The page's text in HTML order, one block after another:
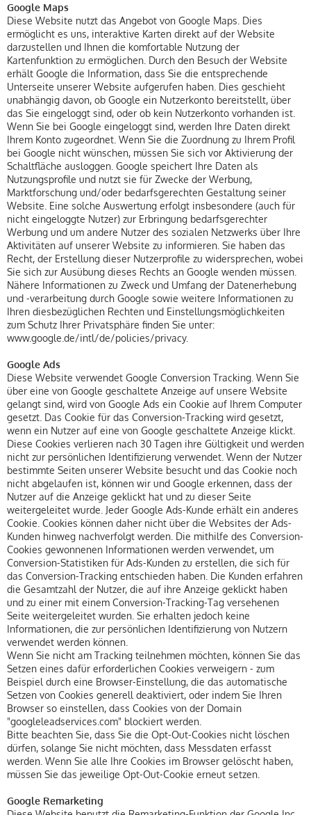
Google Maps
Diese Website nutzt das Angebot von Google Maps. Dies
ermöglicht es uns, interaktive Karten direkt auf der Website
darzustellen und Ihnen die komfortable Nutzung der
Kartenfunktion zu ermöglichen. Durch den Besuch der Website
erhält Google die Information, dass Sie die entsprechende
Unterseite unserer Website aufgerufen haben. Dies geschieht
unabhängig davon, ob Google ein Nutzerkonto bereitstellt, über
das Sie eingeloggt sind, oder ob kein Nutzerkonto vorhanden ist.
Wenn Sie bei Google eingeloggt sind, werden Ihre Daten direkt
Ihrem Konto zugeordnet. Wenn Sie die Zuordnung zu Ihrem Profil
bei Google nicht wünschen, müssen Sie sich vor Aktivierung der
Schaltfläche ausloggen. Google speichert Ihre Daten als
Nutzungsprofile und nutzt sie für Zwecke der Werbung,
Marktforschung und/oder bedarfsgerechten Gestaltung seiner
Website. Eine solche Auswertung erfolgt insbesondere (auch für
nicht eingeloggte Nutzer) zur Erbringung bedarfsgerechter
Werbung und um andere Nutzer des sozialen Netzwerks über Ihre
Aktivitäten auf unserer Website zu informieren. Sie haben das
Recht, der Erstellung dieser Nutzerprofile zu widersprechen, wobei
Sie sich zur Ausübung dieses Rechts an Google wenden müssen.
Nähere Informationen zu Zweck und Umfang der Datenerhebung
und -verarbeitung durch Google sowie weitere Informationen zu
Ihren diesbezüglichen Rechten und Einstellungsmöglichkeiten
zum Schutz Ihrer Privatsphäre finden Sie unter:
www.google.de/intl/de/policies/privacy.
Google Ads
Diese Website verwendet Google Conversion Tracking. Wenn Sie
über eine von Google geschaltete Anzeige auf unsere Website
gelangt sind, wird von Google Ads ein Cookie auf Ihrem Computer
gesetzt. Das Cookie für das Conversion-Tracking wird gesetzt,
wenn ein Nutzer auf eine von Google geschaltete Anzeige klickt.
Diese Cookies verlieren nach 30 Tagen ihre Gültigkeit und werden
nicht zur persönlichen Identifizierung verwendet. Wenn der Nutzer
bestimmte Seiten unserer Website besucht und das Cookie noch
nicht abgelaufen ist, können wir und Google erkennen, dass der
Nutzer auf die Anzeige geklickt hat und zu dieser Seite
weitergeleitet wurde. Jeder Google Ads-Kunde erhält ein anderes
Cookie. Cookies können daher nicht über die Websites der Ads-
Kunden hinweg nachverfolgt werden. Die mithilfe des Conversion-
Cookies gewonnenen Informationen werden verwendet, um
Conversion-Statistiken für Ads-Kunden zu erstellen, die sich für
das Conversion-Tracking entschieden haben. Die Kunden erfahren
die Gesamtzahl der Nutzer, die auf ihre Anzeige geklickt haben
und zu einer mit einem Conversion-Tracking-Tag versehenen
Seite weitergeleitet wurden. Sie erhalten jedoch keine
Informationen, die zur persönlichen Identifizierung von Nutzern
verwendet werden können.
Wenn Sie nicht am Tracking teilnehmen möchten, können Sie das
Setzen eines dafür erforderlichen Cookies verweigern - zum
Beispiel durch eine Browser-Einstellung, die das automatische
Setzen von Cookies generell deaktiviert, oder indem Sie Ihren
Browser so einstellen, dass Cookies von der Domain
"googleleadservices.com" blockiert werden.
Bitte beachten Sie, dass Sie die Opt-Out-Cookies nicht löschen
dürfen, solange Sie nicht möchten, dass Messdaten erfasst
werden. Wenn Sie alle Ihre Cookies im Browser gelöscht haben,
müssen Sie das jeweilige Opt-Out-Cookie erneut setzen.
Google Remarketing